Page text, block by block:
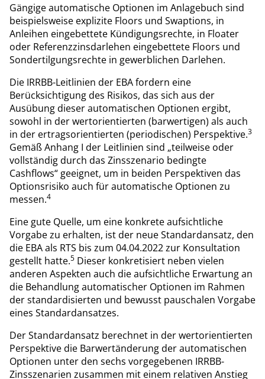
Gängige automatische Optionen im Anlagebuch sind
beispielsweise explizite Floors und Swaptions, in
Anleihen eingebettete Kündigungsrechte, in Floater
oder Referenzzinsdarlehen eingebettete Floors und
Sondertilgungsrechte in gewerblichen Darlehen.
Die IRRBB-Leitlinien der EBA fordern eine
Berücksichtigung des Risikos, das sich aus der
Ausübung dieser automatischen Optionen ergibt,
sowohl in der wertorientierten (barwertigen) als auch
in der ertragsorientierten (periodischen) Perspektive.3
Gemäß Anhang I der Leitlinien sind „teilweise oder
vollständig durch das Zinsszenario bedingte
Cashflows“ geeignet, um in beiden Perspektiven das
Optionsrisiko auch für automatische Optionen zu
messen.4
Eine gute Quelle, um eine konkrete aufsichtliche
Vorgabe zu erhalten, ist der neue Standardansatz, den
die EBA als RTS bis zum 04.04.2022 zur Konsultation
gestellt hatte.5 Dieser konkretisiert neben vielen
anderen Aspekten auch die aufsichtliche Erwartung an
die Behandlung automatischer Optionen im Rahmen
der standardisierten und bewusst pauschalen Vorgabe
eines Standardansatzes.
Der Standardansatz berechnet in der wertorientierten
Perspektive die Barwertänderung der automatischen
Optionen unter den sechs vorgegebenen IRRBB-
Zinsszenarien zusammen mit einem relativen Anstieg